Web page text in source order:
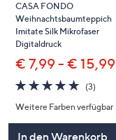
CASA FONDO
Weihnachtsbaumteppich
Imitate Silk Mikrofaser
Digitaldruck
€ 7,99 - € 15,99
4.7
von
5
(3)3
Weitere Farben verfügbar
In den Warenkorb